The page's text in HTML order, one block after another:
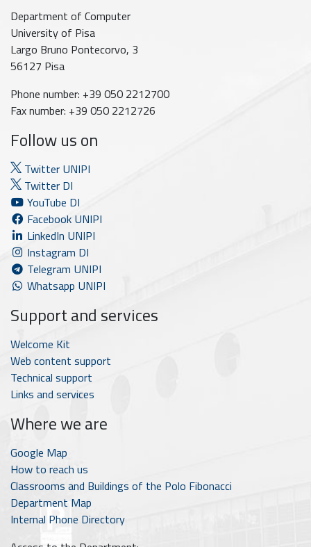
Department of Computer
University of Pisa
Largo Bruno Pontecorvo, 3
56127 Pisa
Phone number: +39 050 2212700
Fax number: +39 050 2212726
Follow us on
Twitter UNIPI
Twitter DI
YouTube DI
Facebook UNIPI
LinkedIn UNIPI
Instagram DI
Telegram UNIPI
Whatsapp UNIPI
Support and services
Welcome Kit
Web content support
Technical support
Links and services
Where we are
Google Map
How to reach us
Classrooms and Buildings of the Polo Fibonacci
Department Map
Internal Phone Directory